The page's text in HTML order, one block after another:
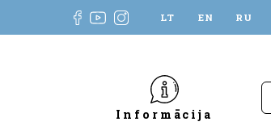
LT EN RU
Informācija